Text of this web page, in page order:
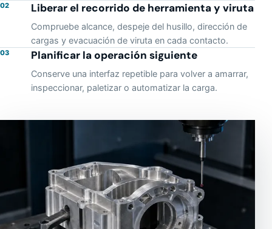
02 Liberar el recorrido de herramienta y viruta
Compruebe alcance, despeje del husillo, dirección de
cargas y evacuación de viruta en cada contacto.
03 Planificar la operación siguiente
Conserve una interfaz repetible para volver a amarrar,
inspeccionar, paletizar o automatizar la carga.